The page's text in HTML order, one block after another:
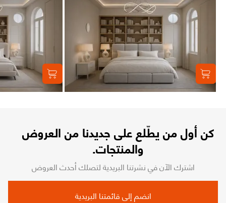
كن أول من يطّلع على جديدنا من العروض
والمنتجات.
اشترك الآن في نشرتنا البريدية لتصلك أحدث العروض
انضم إلى قائمتنا البريدية